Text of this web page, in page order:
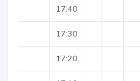
17:40
17:30
17:20